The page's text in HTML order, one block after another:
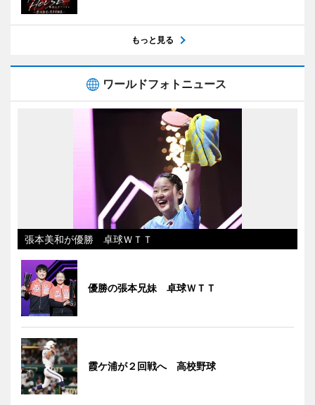
もっと見る
ワールドフォトニュース
張本美和が優勝 卓球ＷＴＴ
優勝の張本兄妹 卓球ＷＴＴ
霞ケ浦が２回戦へ 高校野球